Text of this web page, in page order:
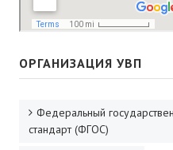
КОНТАКТЫ
ОРГАНИЗАЦИЯ УВП
Федеральный
стандарт (ФГОС)